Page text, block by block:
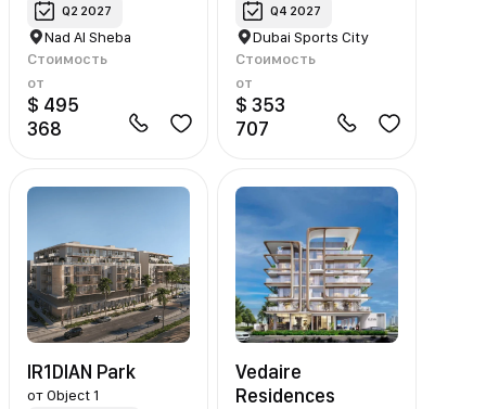
Q2 2027
Nad Al Sheba
Стоимость
от
$ 495
368
Q4 2027
Dubai Sports City
Стоимость
от
$ 353
707
IR1DIAN Park
отObject 1
Vedaire
Residences